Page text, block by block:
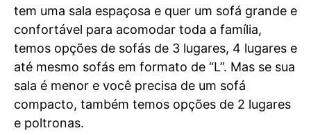
tem uma sala espaçosa e quer um sofá grande e
confortável para acomodar toda a família,
temos opções de sofás de 3 lugares, 4 lugares e
até mesmo sofás em formato de “L”. Mas se sua
sala é menor e você precisa de um sofá
compacto, também temos opções de 2 lugares
e poltronas.